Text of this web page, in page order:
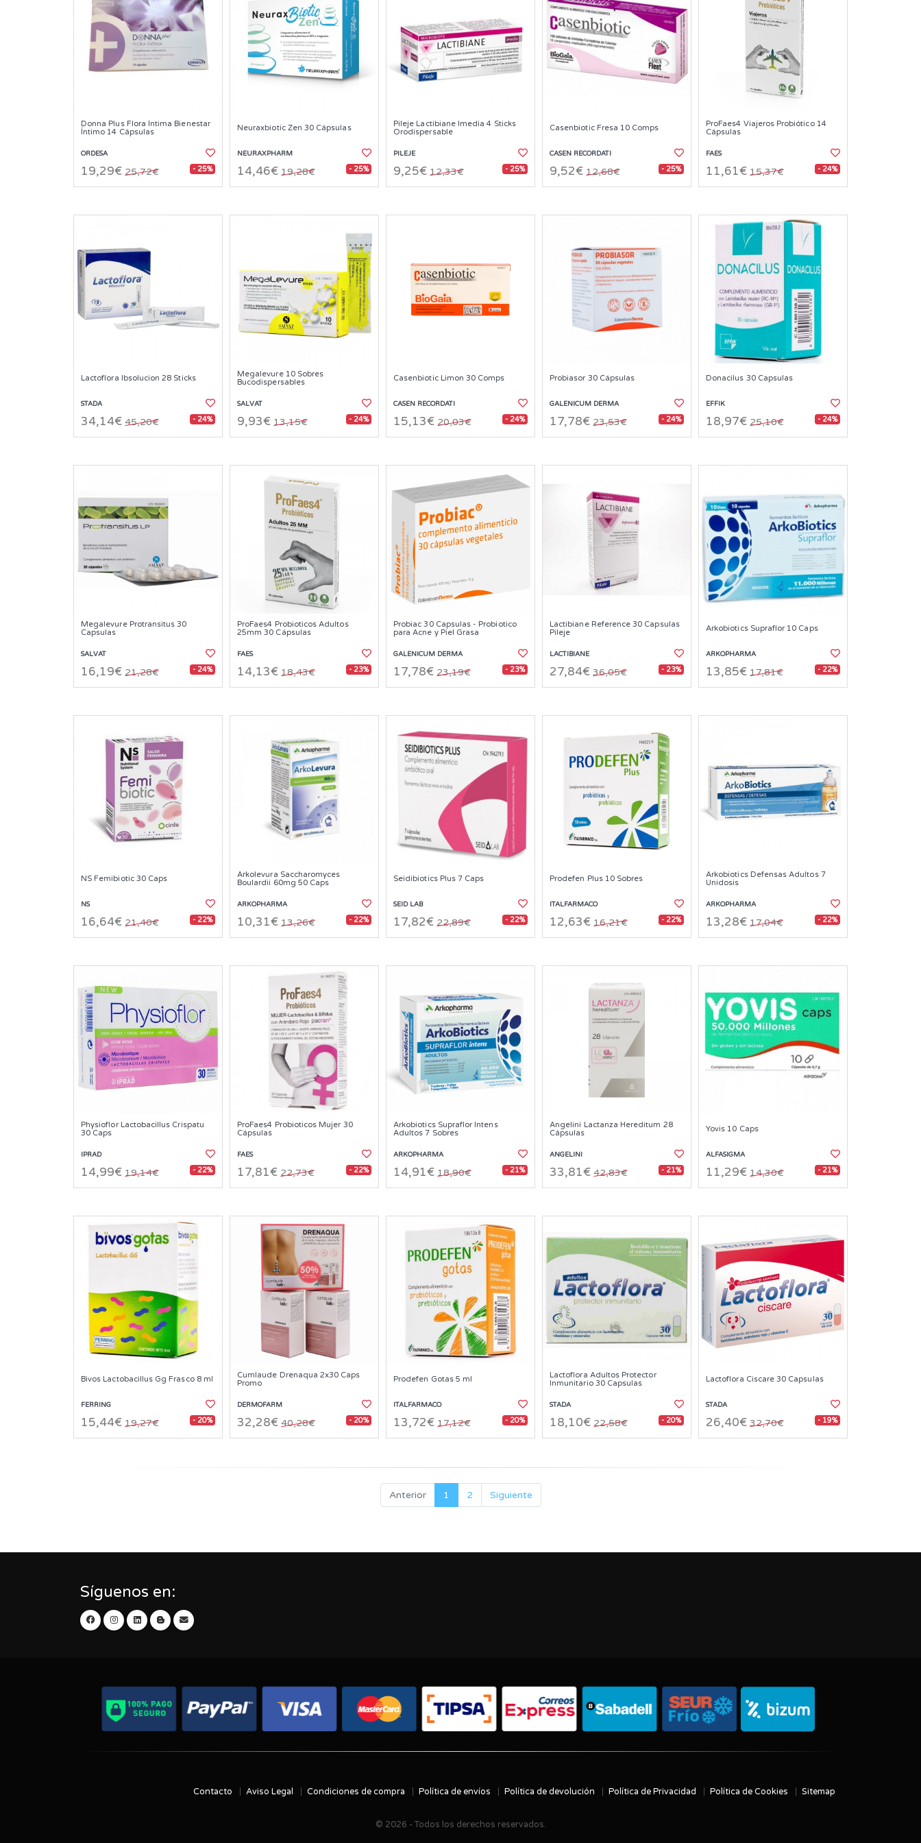
Donna Plus Flora Íntima Bienestar
Íntimo 14 Cápsulas
ORDESA
19,29€ 25,72€ - 25%
Neuraxbiotic Zen 30 Cápsulas
NEURAXPHARM
14,46€ 19,28€ - 25%
Pileje Lactibiane Imedia 4 Sticks
Orodispersable
PILEJE
9,25€ 12,33€ - 25%
Casenbiotic Fresa 10 Comps
CASEN RECORDATI
9,52€ 12,68€ - 25%
ProFaes4 Viajeros Probiótico 14
Cápsulas
FAES
11,61€ 15,37€ - 24%
Lactoflora Ibsolucion 28 Sticks
STADA
34,14€ 45,20€ - 24%
Megalevure 10 Sobres
Bucodispersables
SALVAT
9,93€ 13,15€ - 24%
Casenbiotic Limon 30 Comps
CASEN RECORDATI
15,13€ 20,03€ - 24%
Probiasor 30 Cápsulas
GALENICUM DERMA
17,78€ 23,53€ - 24%
Donacilus 30 Capsulas
EFFIK
18,97€ 25,10€ - 24%
Megalevure Protransitus 30
Capsulas
SALVAT
16,19€ 21,28€ - 24%
ProFaes4 Probioticos Adultos
25mm 30 Cápsulas
FAES
14,13€ 18,43€ - 23%
Probiac 30 Capsulas - Probiotico
para Acne y Piel Grasa
GALENICUM DERMA
17,78€ 23,19€ - 23%
Lactibiane Reference 30 Capsulas
Pileje
LACTIBIANE
27,84€ 36,05€ - 23%
Arkobiotics Supraflor 10 Caps
ARKOPHARMA
13,85€ 17,81€ - 22%
NS Femibiotic 30 Caps
NS
16,64€ 21,40€ - 22%
Arkolevura Saccharomyces
Boulardii 60mg 50 Caps
ARKOPHARMA
10,31€ 13,26€ - 22%
Seidibiotics Plus 7 Caps
SEID LAB
17,82€ 22,89€ - 22%
Prodefen Plus 10 Sobres
ITALFARMACO
12,63€ 16,21€ - 22%
Arkobiotics Defensas Adultos 7
Unidosis
ARKOPHARMA
13,28€ 17,04€ - 22%
Physioflor Lactobacillus Crispatu
30 Caps
IPRAD
14,99€ 19,14€ - 22%
ProFaes4 Probioticos Mujer 30
Cápsulas
FAES
17,81€ 22,73€ - 22%
Arkobiotics Supraflor Intens
Adultos 7 Sobres
ARKOPHARMA
14,91€ 18,90€ - 21%
Angelini Lactanza Hereditum 28
Cápsulas
ANGELINI
33,81€ 42,83€ - 21%
Yovis 10 Caps
ALFASIGMA
11,29€ 14,30€ - 21%
Bivos Lactobacillus Gg Frasco 8 ml
FERRING
15,44€ 19,27€ - 20%
Cumlaude Drenaqua 2x30 Caps
Promo
DERMOFARM
32,28€ 40,28€ - 20%
Prodefen Gotas 5 ml
ITALFARMACO
13,72€ 17,12€ - 20%
Lactoflora Adultos Protector
Inmunitario 30 Capsulas
STADA
18,10€ 22,58€ - 20%
Lactoflora Ciscare 30 Capsulas
STADA
26,40€ 32,70€ - 19%
Anterior 1 2 Siguiente
Síguenos en:
Contacto Aviso Legal Condiciones de compra Política de envíos Política de devolución Política de Privacidad Política de Cookies Sitemap
© 2026 - Todos los derechos reservados.